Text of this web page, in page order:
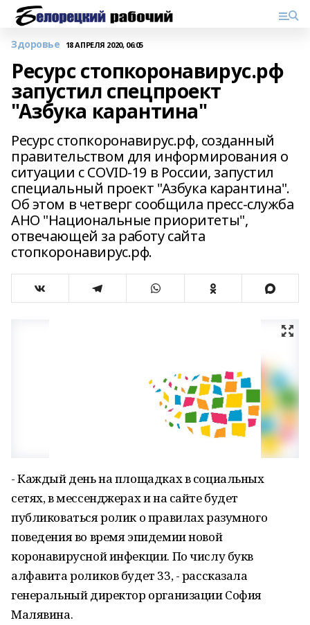
Здоровье 18 АПРЕЛЯ 2020, 06:05
Ресурс стопкоронавирус.рф
запустил спецпроект
"Азбука карантина"
Ресурс стопкоронавирус.рф, созданный
правительством для информирования о
ситуации с COVID-19 в России, запустил
специальный проект "Азбука карантина".
Об этом в четверг сообщила пресс-служба
АНО "Национальные приоритеты",
отвечающей за работу сайта
стопкоронавирус.рф.
- Каждый день на площадках в социальных
сетях, в мессенджерах и на сайте будет
публиковаться ролик о правилах разумного
поведения во время эпидемии новой
коронавирусной инфекции. По числу букв
алфавита роликов будет 33, - рассказала
генеральный директор организации София
Малявина.